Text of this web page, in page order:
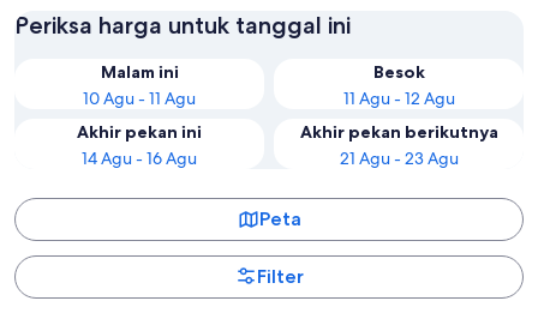
Taipei
Periksa harga untuk tanggal ini
Malam ini
10 Agu - 11 Agu
Besok
11 Agu - 12 Agu
Akhir pekan ini
14 Agu - 16 Agu
Akhir pekan berikutnya
21 Agu - 23 Agu
Peta
Filter